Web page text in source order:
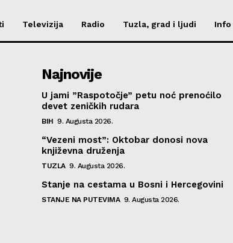
Televizija Radio Tuzla, grad i ljudi Info
Najnovije
U jami ”Raspotočje” petu noć prenoćilo
devet zeničkih rudara
BIH 9. Augusta 2026.
“Vezeni most”: Oktobar donosi nova
književna druženja
TUZLA 9. Augusta 2026.
Stanje na cestama u Bosni i Hercegovini
STANJE NA PUTEVIMA 9. Augusta 2026.